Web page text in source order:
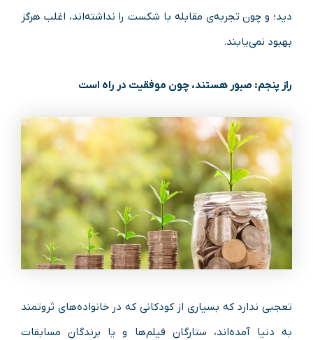
دید؛ و چون تجربه‌ی مقابله با شکست را نداشته‌اند، اغلب هرگز
بهبود نمی‌یابند.
راز پنجم: صبور هستند، چون موفقیت در راه است
تعجبی ندارد که بسیاری از کودکانی که در خانواده‌های ثروتمند
به دنیا آمده‌اند، ستارگان فیلم‌ها و یا برندگان مسابقات